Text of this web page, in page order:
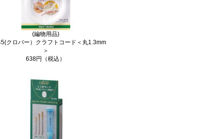
(編物用品)
クロバー）クラフトコード＜丸1.3mm
＞
638円（税込）